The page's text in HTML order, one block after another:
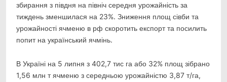
збирання з півдня на північ середня урожайність за
тиждень зменшилася на 23%. Зниження площ сівби та
урожайності ячменю в рф скоротить експорт та посилить
попит на український ячмінь.
В Україні на 5 липня з 402,7 тис га або 32% площ зібрано
1,56 млн т ячменю з середньою урожайністю 3,87 т/га,